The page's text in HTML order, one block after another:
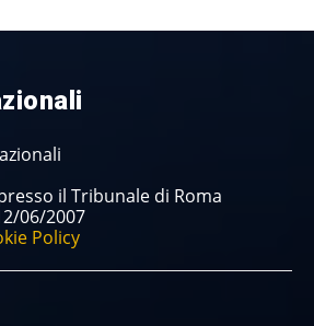
il Tribunale di Roma
06/2007
Policy